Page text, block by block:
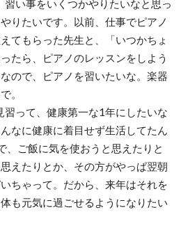
習い事をいくつかやりたいなと思っ
りたいです。以前、仕事でピアノ
てもらった先生と、「いつかちょ
たら、ピアノのレッスンをしよう
ので、ピアノを習いたいな。楽器
。
習って、健康第一な1年にしたいな
なに健康に着目せず生活してたん
、ご飯に気を使おうと思えたりと
えたりとか、その方がやっぱ翌朝
ちゃって。だから、来年はそれを
も元気に過ごせるようになりたい